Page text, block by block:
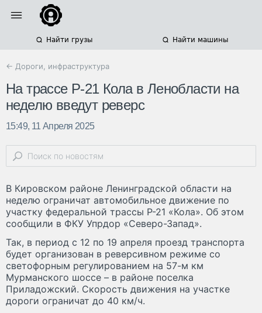
Найти грузы Найти машины
← Дороги, инфраструктура
На трассе Р-21 Кола в Ленобласти на
неделю введут реверс
15:49, 11 Апреля 2025
В Кировском районе Ленинградской области на
неделю ограничат автомобильное движение по
участку федеральной трассы Р-21 «Кола». Об этом
сообщили в ФКУ Упрдор «Северо-Запад».
Так, в период с 12 по 19 апреля проезд транспорта
будет организован в реверсивном режиме со
светофорным регулированием на 57-м км
Мурманского шоссе – в районе поселка
Приладожский. Скорость движения на участке
дороги ограничат до 40 км/ч.